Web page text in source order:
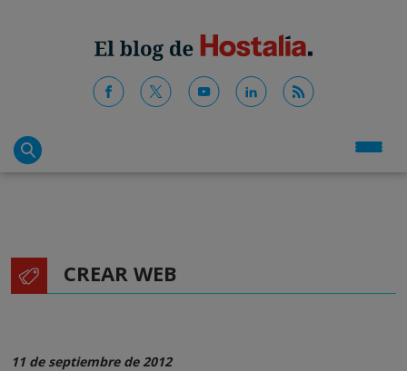
CREAR WEB
11 de septiembre de 2012